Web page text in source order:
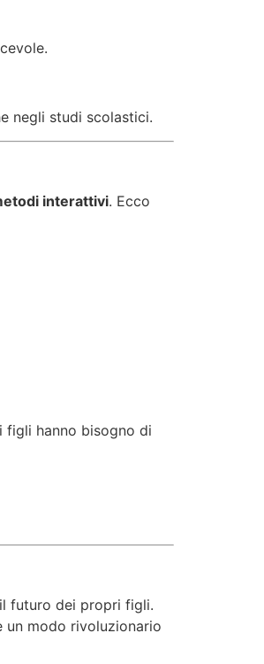
negli studi scolastici.
interattivi. Ecco
hanno bisogno di
futuro dei propri figli.
un modo rivoluzionario